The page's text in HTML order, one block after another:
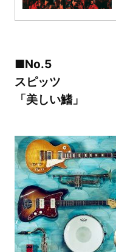
■No.5
スピッツ
「美しい鰭」